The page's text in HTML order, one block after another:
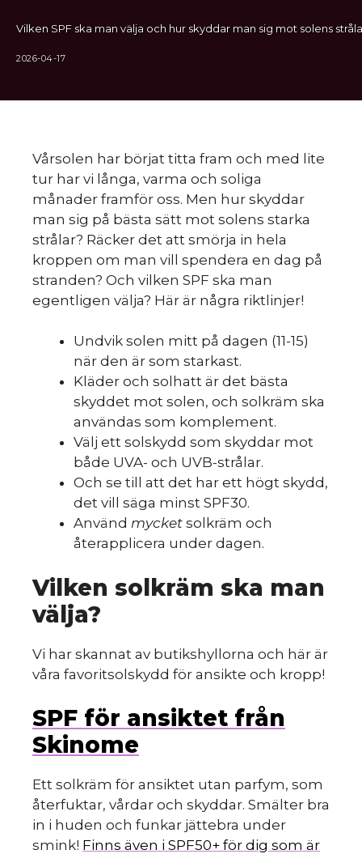
Vilken SPF ska man välja och hur skyddar man sig mot solens
2026-04-17
Vårsolen har börjat titta fram och med lite
tur har vi långa, varma och soliga
månader framför oss. Men hur skyddar
man sig på bästa sätt mot solens starka
strålar? Räcker det att smörja in hela
kroppen om man vill spendera en dag på
stranden? Och vilken SPF ska man
egentligen välja? Här är några riktlinjer!
Undvik solen mitt på dagen (11-15)
när den är som starkast.
Kläder och solhatt är det bästa
skyddet mot solen, och solkräm ska
användas som komplement.
Välj ett solskydd som skyddar mot
både UVA- och UVB-strålar.
Och se till att det har ett högt skydd,
det vill säga minst SPF30.
Använd mycket solkräm och
återapplicera under dagen.
Vilken solkräm ska man
välja?
Vi har skannat av butikshyllorna och här är
våra favoritsolskydd för ansikte och kropp!
SPF för ansiktet från
Skinome
Ett solkräm för ansiktet utan parfym, som
återfuktar, vårdar och skyddar. Smälter bra
in i huden och funkar jättebra under
smink! Finns även i SPF50+ för dig som är